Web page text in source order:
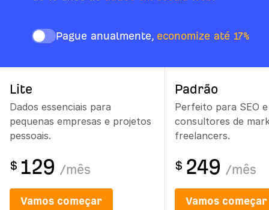
Pague anualmente, economize até 17%
Lite
Dados essenciais para
pequenas empresas e projetos
pessoais.
Padrão
Perfeito para SEO e
consultores de
freelancers.
$ 129 /mês $ 249 /mês
Vamos começar Vamos começar